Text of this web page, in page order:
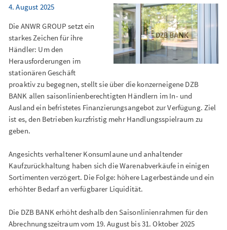
4. August 2025
Die ANWR GROUP setzt ein
starkes Zeichen für ihre
Händler: Um den
Herausforderungen im
stationären Geschäft
proaktiv zu begegnen, stellt sie über die konzerneigene DZB
BANK allen saisonlinienberechtigten Händlern im In- und
Ausland ein befristetes Finanzierungsangebot zur Verfügung. Ziel
ist es, den Betrieben kurzfristig mehr Handlungsspielraum zu
geben.
Angesichts verhaltener Konsumlaune und anhaltender
Kaufzurückhaltung haben sich die Warenabverkäufe in einigen
Sortimenten verzögert. Die Folge: höhere Lagerbestände und ein
erhöhter Bedarf an verfügbarer Liquidität.
Die DZB BANK erhöht deshalb den Saisonlinienrahmen für den
Abrechnungszeitraum vom 19. August bis 31. Oktober 2025